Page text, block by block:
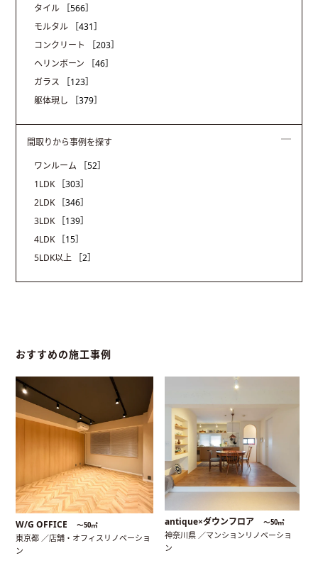
タイル
［566］
モルタル
［431］
コンクリート
［203］
ヘリンボーン
［46］
ガラス
［123］
躯体現し
［379］
間取りから事例を探す
ワンルーム
［52］
1LDK
［303］
2LDK
［346］
3LDK
［139］
4LDK
［15］
5LDK以上
［2］
おすすめの施工事例
W/G OFFICE 〜50㎡
東京都 ／店舗・オフィスリノベーショ
ン
antique×ダウンフロア 〜50㎡
神奈川県 ／マンションリノベーショ
ン